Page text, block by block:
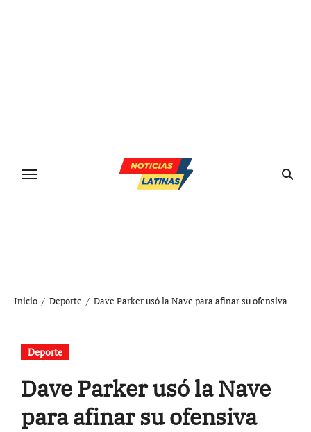
Inicio Deporte Dave Parker usó la Nave para afinar su ofensiva
Deporte
Dave Parker usó la Nave
para afinar su ofensiva